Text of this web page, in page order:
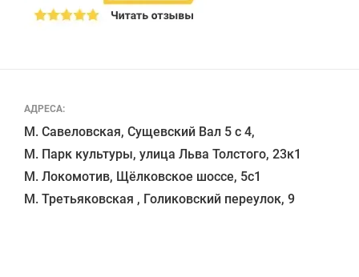
АДРЕСА:
М. Савеловская, Сущевский Вал 5 с 4,
М. Парк культуры, улица Льва Толстого, 23к1
М. Локомотив, Щёлковское шоссе, 5с1